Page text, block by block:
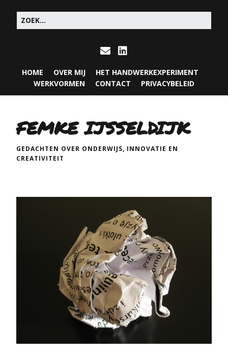
HOME OVER MIJ
HET HANDWERKEXPERIMENT
WERKVORMEN
CONTACT PRIVACYBELEID
FEMKE IJSSELDIJK
GEDACHTEN OVER ONDERWIJS, INNOVATIE EN
CREATIVITEIT